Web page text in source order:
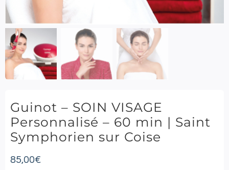
Guinot – SOIN VISAGE
Personnalisé – 60 min | Saint
Symphorien sur Coise
85,00€